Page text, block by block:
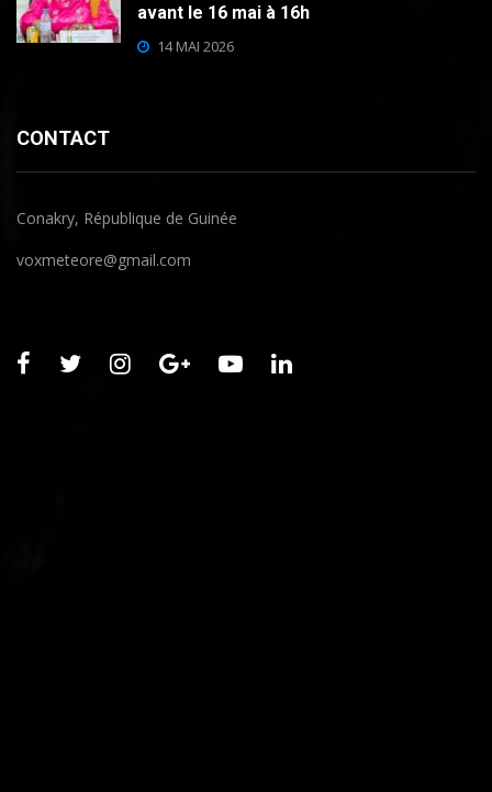
avant le 16 mai à 16h
14 MAI 2026
CONTACT
Conakry, République de Guinée
voxmeteore@gmail.com